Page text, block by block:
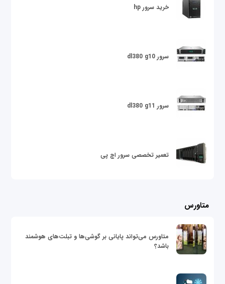
خرید سرور hp
سرور dl380 g10
سرور dl380 g11
تعمیر تخصصی سرور اچ پی
متاورس
متاورس می‌تواند پایانی بر گوشی‌ها و تبلت‌های هوشمند
باشد؟